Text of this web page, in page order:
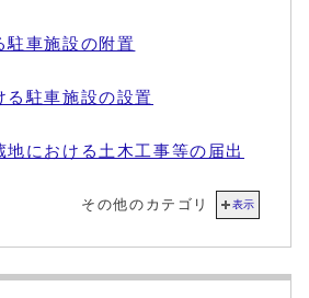
駐車施設の附置
る駐車施設の設置
地における土木工事等の届出
その他のカテゴリ 表示